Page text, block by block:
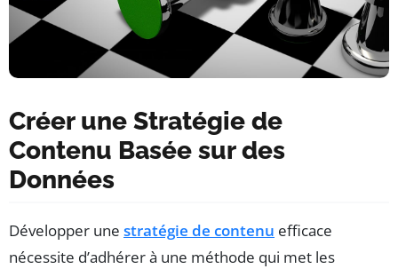
Créer une Stratégie de
Contenu Basée sur des
Données
Développer une stratégie de contenu efficace
nécessite d’adhérer à une méthode qui met les